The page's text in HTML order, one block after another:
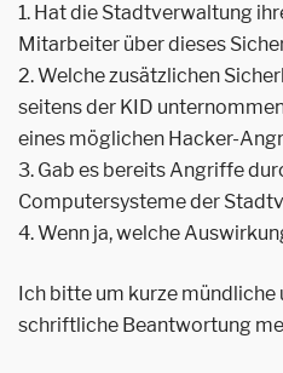
1. Hat die Stadtverwaltung
Mitarbeiter über dieses
2. Welche zusätzlichen
seitens der KID
eines möglichen Hacker-
3. Gab es bereits Angriffe
Computersysteme der
4. Wenn ja, welche
Ich bitte um kurze mündliche
schriftliche Beantwortung